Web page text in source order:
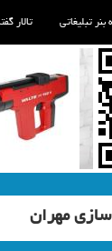
بنر تبلیغاتی تالار
مهران